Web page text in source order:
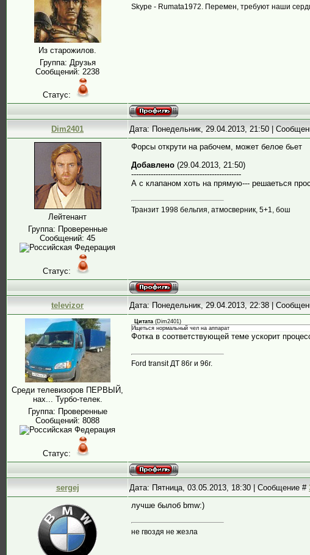
Из старожилов.
Группа: Друзья
Сообщений: 2238
Статус:
Skype - Rumata1972. Перемен, требуют наши
Dim2401 Дата: Понедельник, 29.04.2013, 21:50 |
Лейтенант
Группа: Проверенные
Сообщений: 45
Статус:
Форсы открути на рабочем, может белое бьет
Добавлено (29.04.2013, 21:50)
---------------------------------------------
А с клапаном хоть на прямую--- решаеться
Транзит 1998 бельгия, атмосверник, 5+1, бош
televizor Дата: Понедельник, 29.04.2013, 22:38 |
Среди телевизоров ПЕРВЫЙ,
нах... Турбо-телек.
Группа: Проверенные
Сообщений: 8088
Статус:
Цитата (Dim2401)
Ищеться нормальный чел на аппарат
Фотка в соответствующей теме ускорит
Ford transit ДТ 86г и 96г.
sergej Дата: Пятница, 03.05.2013, 18:30 | Сообщение #
лучше былоб bmw:)
не гвоздя не жезла